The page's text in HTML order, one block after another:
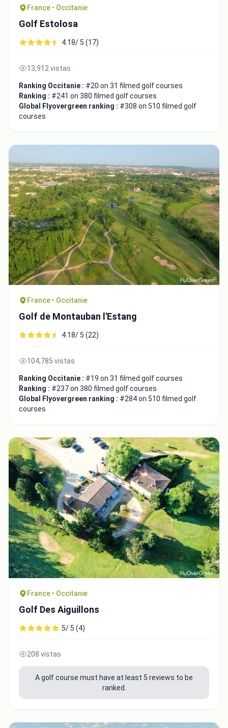
France • Occitanie
Golf Estolosa
4.18/ 5 (17)
13,912 vistas
Ranking Occitanie : #20 on 31 filmed golf courses
Ranking : #241 on 380 filmed golf courses
Global Flyovergreen ranking : #308 on 510 filmed golf
courses
France • Occitanie
Golf de Montauban l'Estang
4.18/ 5 (22)
104,785 vistas
Ranking Occitanie : #19 on 31 filmed golf courses
Ranking : #237 on 380 filmed golf courses
Global Flyovergreen ranking : #284 on 510 filmed golf
courses
France • Occitanie
Golf Des Aiguillons
5/ 5 (4)
208 vistas
A golf course must have at least 5 reviews to be
ranked.